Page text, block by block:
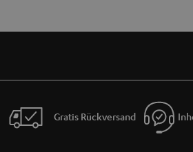
und präzise. Dafür sorgen zwölf Töner
Heimkino einsetzen? Platziere ihn auf deinem
sind im Gehäuse integriert.
Gratis Rückversand